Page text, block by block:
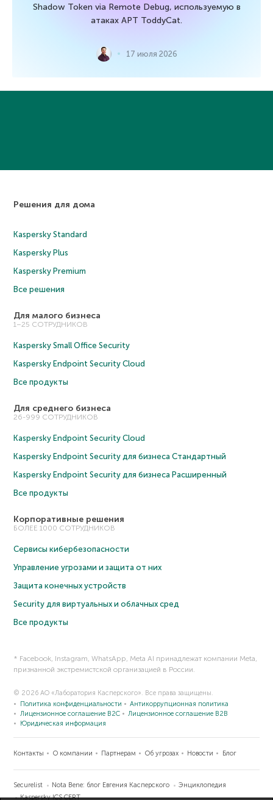
Shadow Token via Remote Debug, используемую в
атаках APT ToddyCat.
17 июля 2026
Решения для дома
Kaspersky Standard
Kaspersky Plus
Kaspersky Premium
Все решения
Для малого бизнеса
1–25 СОТРУДНИКОВ
Kaspersky Small Office Security
Kaspersky Endpoint Security Cloud
Все продукты
Для среднего бизнеса
26-999 СОТРУДНИКОВ
Kaspersky Endpoint Security Cloud
Kaspersky Endpoint Security для бизнеса Cтандартный
Kaspersky Endpoint Security для бизнеса Расширенный
Все продукты
Корпоративные решения
БОЛЕЕ 1000 СОТРУДНИКОВ
Сервисы кибербезопасности
Управление угрозами и защита от них
Защита конечных устройств
Security для виртуальных и облачных сред
Все продукты
* Facebook, Instagram, WhatsApp, Meta AI принадлежат компании Meta,
признанной экстремистской организацией в России.
© 2026 АО «Лаборатория Касперского». Все права защищены.
Политика конфиденциальности
Антикоррупционная политика
Лицензионное соглашение B2C
Лицензионное соглашение B2B
Юридическая информация
Контакты О компании Партнерам Об угрозах Новости Блог
Securelist Nota Bene: блог Евгения Касперского
Энциклопедия
Kaspersky ICS CERT